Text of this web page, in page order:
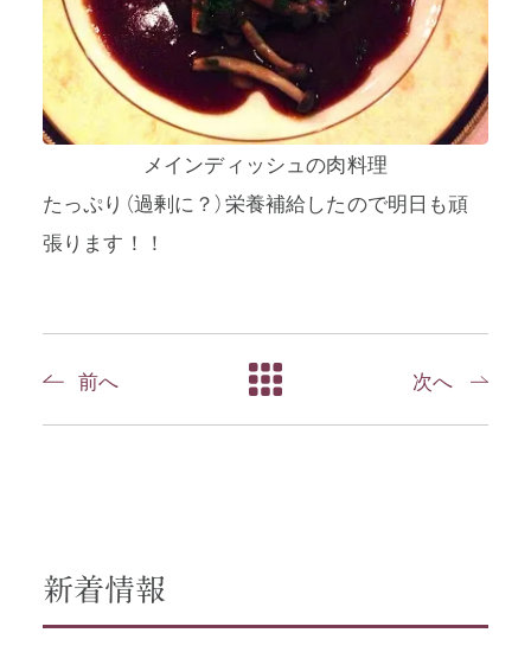
メインディッシュの肉料理
たっぷり（過剰に？）栄養補給したので明日も頑
張ります！！
前へ 次へ
新着情報